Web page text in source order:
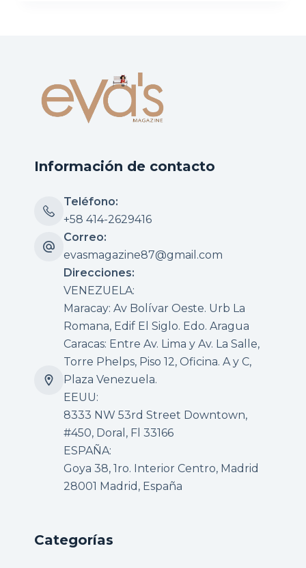
Información de contacto
Teléfono:
+58 414-2629416
Correo:
evasmagazine87@gmail.com
Direcciones:
VENEZUELA:
Maracay: Av Bolívar Oeste. Urb La
Romana, Edif El Siglo. Edo. Aragua
Caracas: Entre Av. Lima y Av. La Salle,
Torre Phelps, Piso 12, Oficina. A y C,
Plaza Venezuela.
EEUU:
8333 NW 53rd Street Downtown,
#450, Doral, Fl 33166
ESPAÑA:
Goya 38, 1ro. Interior Centro, Madrid
28001 Madrid, España
Categorías